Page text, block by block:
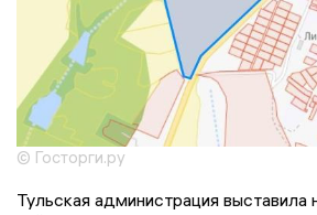
© Госторги.ру
Тульская администрация выставила